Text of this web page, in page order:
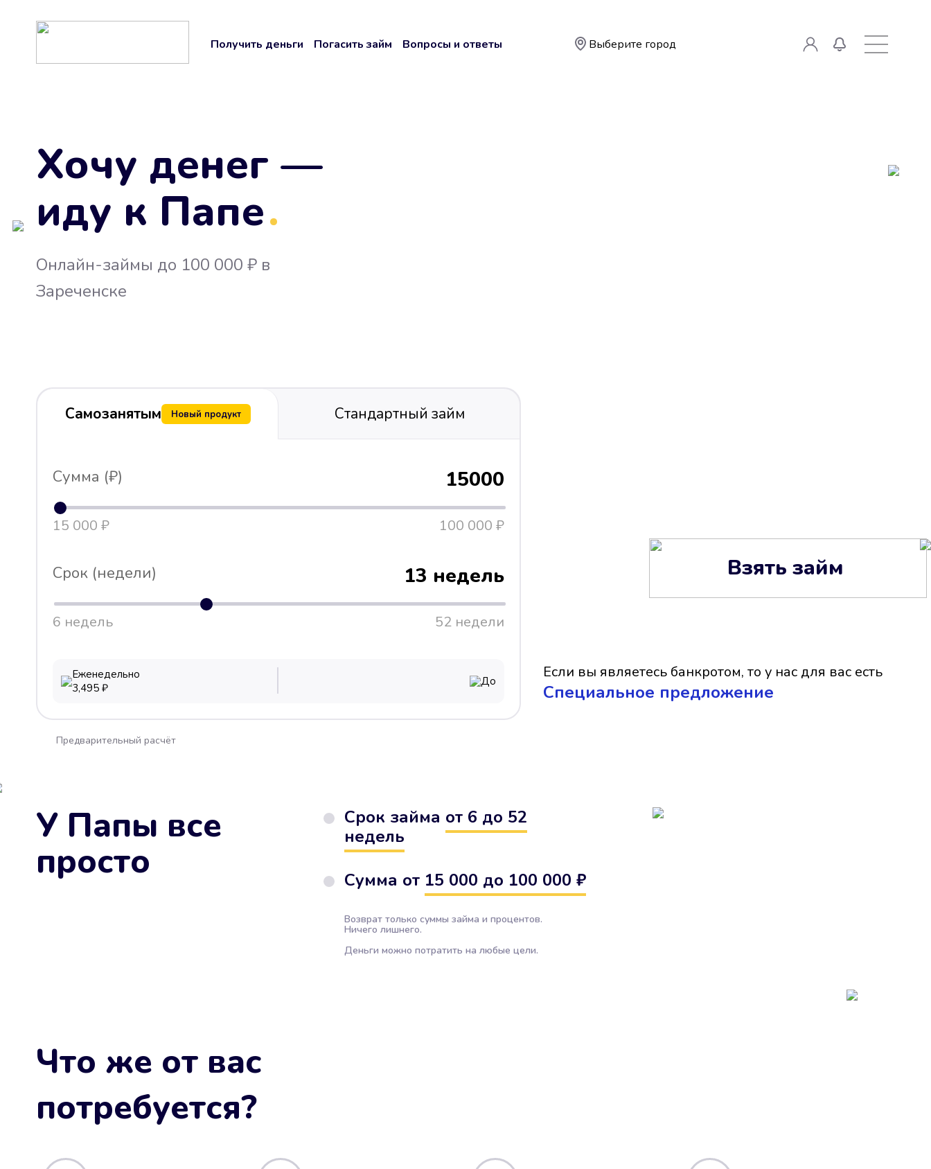
Получить деньги Погасить займ Вопросы и ответы Выберите город
Хочу денег —
иду к Папе
.
Онлайн-займы до 100 000 ₽ в
Зареченске
Самозанятым Новый продукт Стандартный займ
Сумма (₽) 15000
15 000 ₽ 100 000 ₽
Срок (недели) 13 недель
6 недель 52 недели
Еженедельно
3,495 ₽ До
Взять займ
Если вы являетесь банкротом, то у нас для вас есть
Cпециальное предложение
Предварительный расчёт
У Папы все
просто
Срок займа от 6 до 52
недель
Сумма от 15 000 до 100 000 ₽
Возврат только суммы займа и процентов.
Ничего лишнего.
Деньги можно потратить на любые цели.
Что же от вас
потребуется?